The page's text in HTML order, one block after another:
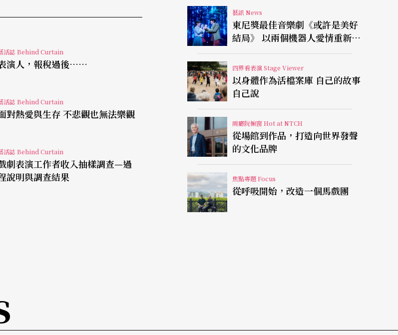
自習還沒結束。沒有時間吃飯，連
五點就要起床，責任感重的她擔
著天空從黑變白。
感到眼前一片亮光、無法對焦。
行了！」但送急診後，想到隔天
知道自己居然已經瘦回國小時的
是誰。
行程不說，第一年餵母奶，她簡
知道。回想生完五個月第一次以
點開車去搭第一班高鐵南下，排
活誌 Behind Curtain
演人，報稅過後……
活誌 Behind Curtain
面對熱愛與生存 不悲觀也無法樂觀
活誌 Behind Curtain
劇表演工作者收入抽樣調查—過
說明與調查結果
藝訊 News
東尼獎最佳音樂劇《或許是美好
結局》 以兩個機器人愛情重新凝
視有限人生
四界看表演 Stage Viewer
以身體作為活檔案庫 自己的故事
自己說
兩廳院櫥窗 Hot at NTCH
從場館到作品，打造向世界發聲
的文化品牌
焦點專題 Focus
從呼吸開始，改造一個馬戲團